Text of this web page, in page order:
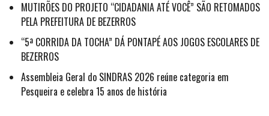
MUTIRÕES DO PROJETO “CIDADANIA ATÉ VOCÊ” SÃO RETOMADOS
PELA PREFEITURA DE BEZERROS
“5ª CORRIDA DA TOCHA” DÁ PONTAPÉ AOS JOGOS ESCOLARES DE
BEZERROS
Assembleia Geral do SINDRAS 2026 reúne categoria em
Pesqueira e celebra 15 anos de história